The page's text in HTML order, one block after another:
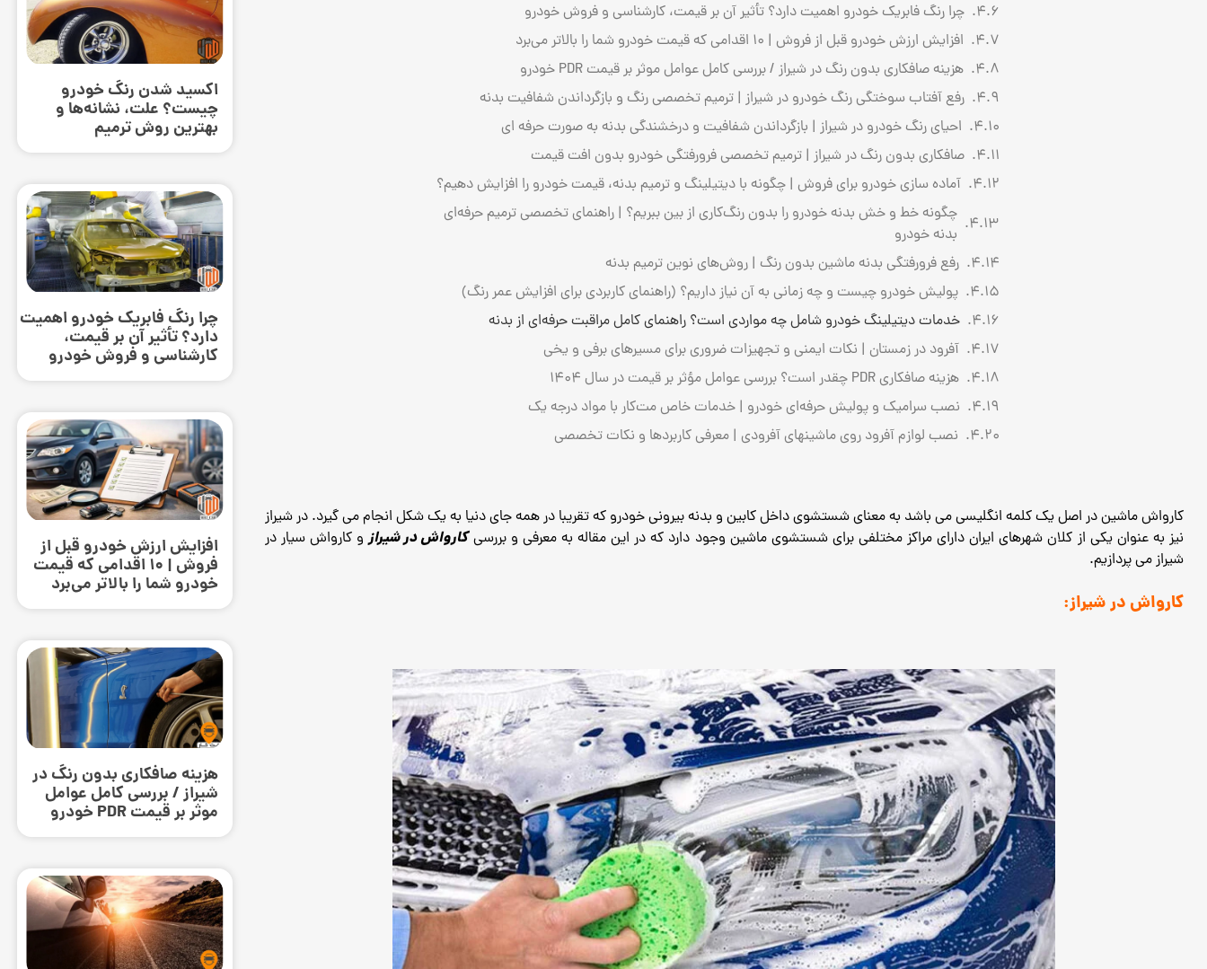
چرا رنگ فابریک خودرو اهمیت دارد؟ تأثیر آن بر قیمت، کارشناسی و فروش خودرو
افزایش ارزش خودرو قبل از فروش | ۱۰ اقدامی که قیمت خودرو شما را بالاتر می‌برد
هزینه صافکاری بدون رنگ در شیراز / بررسی کامل عوامل موثر بر قیمت PDR خودرو
رفع آفتاب سوختگی رنگ خودرو در شیراز | ترمیم تخصصی رنگ و بازگرداندن شفافیت بدنه
احیای رنگ خودرو در شیراز | بازگرداندن شفافیت و درخشندگی بدنه به صورت حرفه‌ ای
صافکاری بدون رنگ در شیراز | ترمیم تخصصی فرورفتگی خودرو بدون افت قیمت
آماده سازی خودرو برای فروش | چگونه با دیتیلینگ و ترمیم بدنه، قیمت خودرو را افزایش دهیم؟
چگونه خط و خش بدنه خودرو را بدون رنگ‌کاری از بین ببریم؟ | راهنمای تخصصی ترمیم حرفه‌ای
بدنه خودرو
رفع فرورفتگی بدنه ماشین بدون رنگ | روش‌های نوین ترمیم بدنه
پولیش خودرو چیست و چه زمانی به آن نیاز داریم؟ (راهنمای کاربردی برای افزایش عمر رنگ)
خدمات دیتیلینگ خودرو شامل چه مواردی است؟ راهنمای کامل مراقبت حرفه‌ای از بدنه
آفرود در زمستان | نکات ایمنی و تجهیزات ضروری برای مسیرهای برفی و یخی
هزینه صافکاری PDR چقدر است؟ بررسی عوامل مؤثر بر قیمت در سال 1404
نصب سرامیک و پولیش حرفه‌ای خودرو | خدمات خاص مت‌کار با مواد درجه یک
نصب لوازم آفرود روی ماشینهای آفرودی | معرفی کاربردها و نکات تخصصی
کارواش ماشین در اصل یک کلمه انگلیسی می باشد به معنای شستشوی داخل کابین و بدنه بیرونی خودرو که تقریبا در همه جای دنیا به یک شکل انجام می گیرد. در شیراز
نیز به عنوان یکی از کلان شهرهای ایران دارای مراکز مختلفی برای شستشوی ماشین وجود دارد که در این مقاله به معرفی و بررسیکارواش در شیرازو کارواش سیار در
شیراز می پردازیم.
کارواش در شیراز:
اکسید شدن رنگ خودرو
چیست؟ علت، نشانه‌ها و
بهترین روش ترمیم
چرا رنگ فابریک خودرو اهمیت
دارد؟ تأثیر آن بر قیمت،
کارشناسی و فروش خودرو
افزایش ارزش خودرو قبل از
فروش | ۱۰ اقدامی که قیمت
خودرو شما را بالاتر می‌برد
هزینه صافکاری بدون رنگ در
شیراز / بررسی کامل عوامل
موثر بر قیمت PDR خودرو